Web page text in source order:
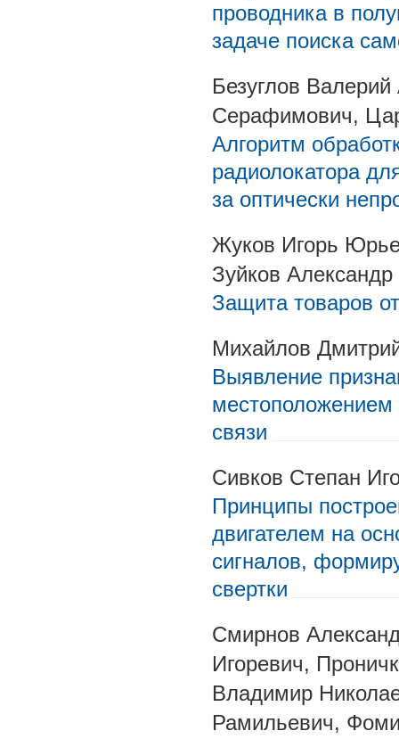
проводника в
задаче поиска
Безуглов
Серафимович,
Алгоритм
радиолокатора
за оптически
Жуков Игорь
Зуйков
Защита товаров
Михайлов
Выявление
местоположением
связи
Сивков Степан
Принципы
двигателем на
сигналов,
свертки
Смирнов
Игоревич,
Владимир
Рамильевич,